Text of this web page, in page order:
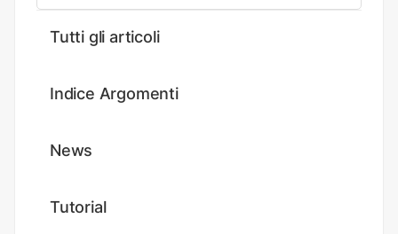
Tutti gli articoli
Indice Argomenti
News
Tutorial